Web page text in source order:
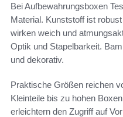
Bei Aufbewahrungsboxen
Material. Kunststoff ist
wirken weich und
Optik und Stapelbarkeit.
und dekorativ.
Praktische Größen reichen
Kleinteile bis zu hohen
erleichtern den Zugriff auf